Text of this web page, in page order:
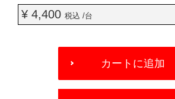
¥ 4,400 税込 /台
OPTIONS
カートに追加